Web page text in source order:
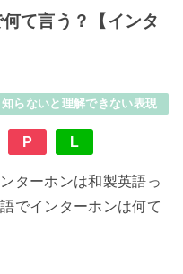
て言う？【インタ
知らないと理解できない表現
P L
ターホンは和製英語っ
でインターホンは何て